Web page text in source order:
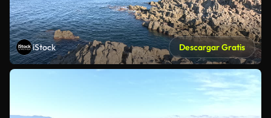
iStock Descargar Gratis